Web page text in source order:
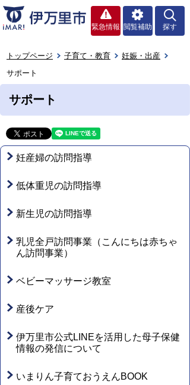
緊急情報 閲覧補助 探す
トップページ 子育て・教育
妊娠・出産
サポート
サポート
妊産婦の訪問指導
低体重児の訪問指導
新生児の訪問指導
乳児全戸訪問事業（こんにちは赤ちゃ
ん訪問事業）
ベビーマッサージ教室
産後ケア
伊万里市公式LINEを活用した母子保健
情報の発信について
いまりん子育ておうえんBOOK